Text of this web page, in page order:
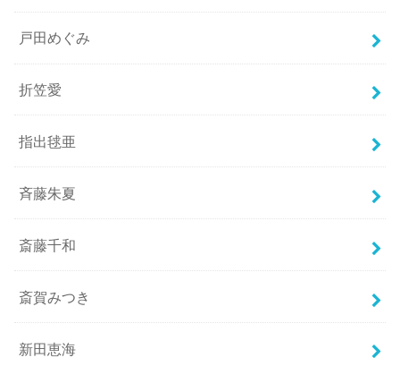
戸田めぐみ
折笠愛
指出毬亜
斉藤朱夏
斎藤千和
斎賀みつき
新田恵海